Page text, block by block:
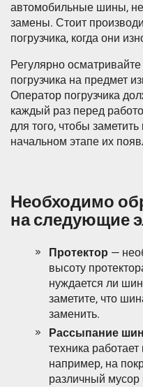
автомобильные шины,
замены. Стоит
погрузчика, когда они
Регулярно
погрузчика на предмет
Оператор погрузчика
каждый раз перед
для того, чтобы
начальном этапе их
​Необходимо
на следующие
Протектор —
высоту
нуждается ли
заметите, что
заменить.
Рассыпание
техника
например, на
различный мусор